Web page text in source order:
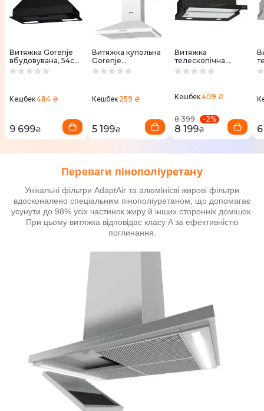
Витяжка Gorenje
вбудовувана, 54см,
370м.куб/год,
Кешбек484 ₴
9 699₴
Витяжка купольна
Gorenje
WHC629E4W
Кешбек 259 ₴
5 199₴
Витяжка
телескопічна
Gorenje TH64E4BG
Кешбек409 ₴
8 399 -2%
8 199₴
Переваги пінополіуретану
Унікальні фільтри AdaptAir та алюмінієві жирові фільтри
вдосконалено спеціальним пінополіуретаном, що допомагає
усунути до 98% усіх частинок жиру й інших сторонніх домішок.
При цьому витяжка відповідає класу A за ефективністю
поглинання.